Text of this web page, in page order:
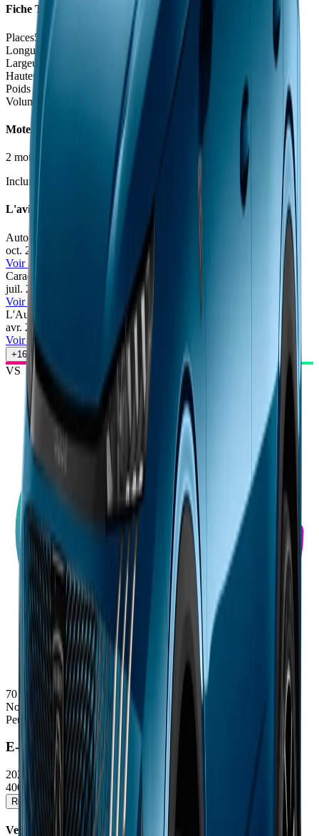
Fiche Technique
Places5 places
Longueur4.71
Largeur
Hauteur
1.61
Poids à vide
kg
Volume coffre
L
Moteurs et Finitions
2 motorisation finition
Inclure Malus 2026
L'avis des experts
Automoto
oct. 2025
Romain Vannier
Voir l'article
Caradisiac
juil. 2025
Voir l'article
L'Auto-Journal
avr. 2025
Voir l'article
+16 autres avis
VS
70
Note
Peugeot
E-3008
2025/2026
40000 - 54190 €
Réserver un essai Voir la fiche détaillée →
Verdict